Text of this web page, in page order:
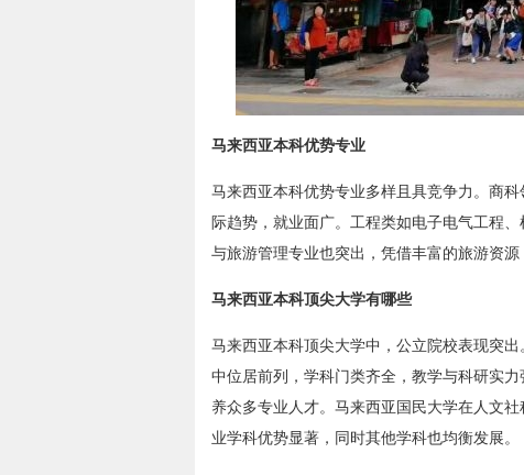
马来西亚本科优势专业
马来西亚本科优势专业多样且具竞争力。商
际趋势，就业面广。工程类如电子电气工程
与旅游管理专业也突出，凭借丰富的旅游资源
马来西亚本科顶尖大学有哪些
马来西亚本科顶尖大学中，公立院校表现突
中位居前列，学科门类齐全，教学与科研实
养众多专业人才。马来西亚国民大学在人文
业学科优势显著，同时其他学科也均衡发展。